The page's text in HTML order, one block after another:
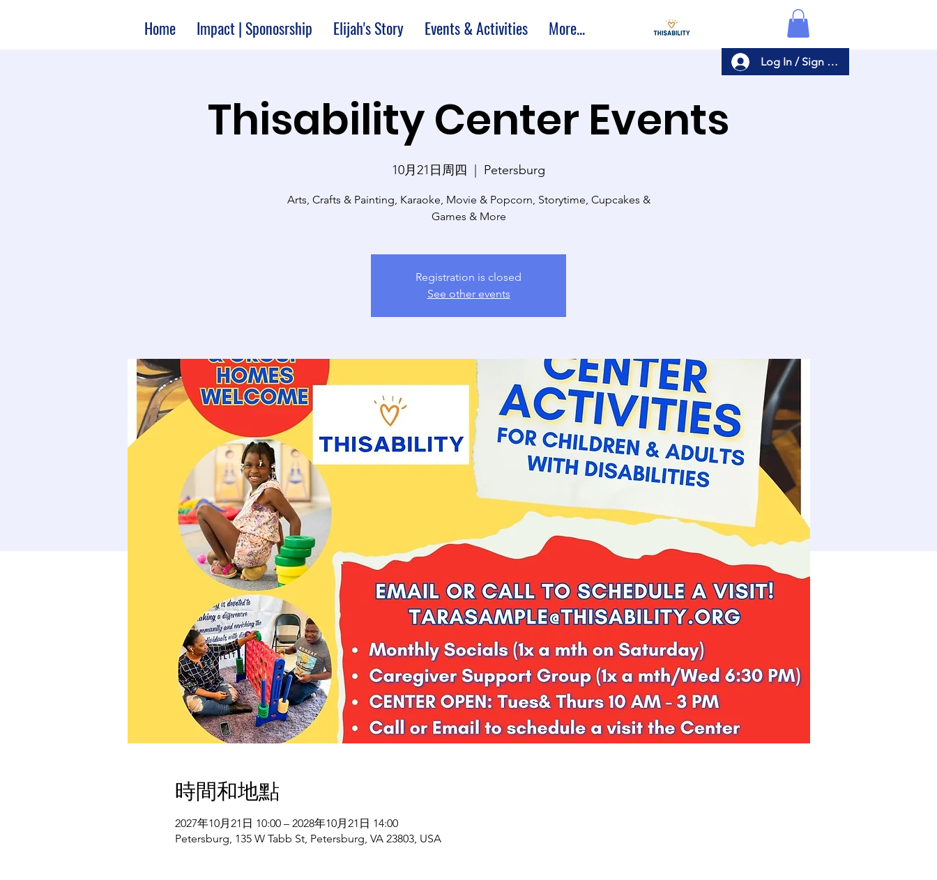
Log In / Sign Up
Home Impact | Sponosrship Elijah's Story Events & Activities More...
Thisability Center Events
10月21日周四
  |
Petersburg
Arts, Crafts & Painting, Karaoke, Movie & Popcorn, Storytime, Cupcakes &
Games & More
Registration is closed
See other events
時間和地點
2027年10月21日 10:00 – 2028年10月21日 14:00
Petersburg, 135 W Tabb St, Petersburg, VA 23803, USA